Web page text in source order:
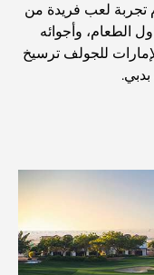
نخلة جميرا
هواة الجمع
تجربة لعب فريدة من
الطعام، وأجوائه
للجولف ترسيخ